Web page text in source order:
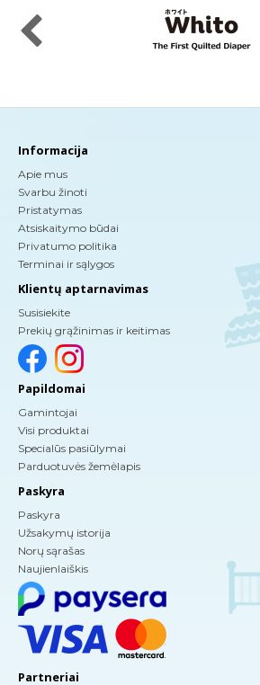
Informacija
Apie mus
Svarbu žinoti
Pristatymas
Atsiskaitymo būdai
Privatumo politika
Terminai ir sąlygos
Klientų aptarnavimas
Susisiekite
Prekių grąžinimas ir keitimas
Papildomai
Gamintojai
Visi produktai
Specialūs pasiūlymai
Parduotuvės žemėlapis
Paskyra
Paskyra
Užsakymų istorija
Norų sąrašas
Naujienlaiškis
Partneriai